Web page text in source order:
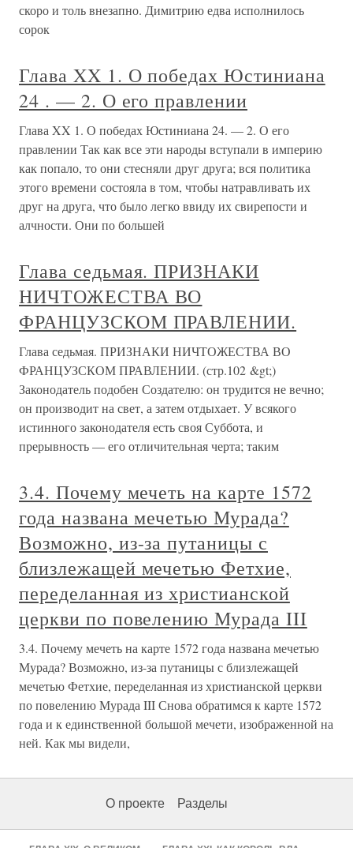
скоро и толь внезапно. Димитрию едва исполнилось
сорок
Глава XX 1. О победах Юстиниана
24 . — 2. О его правлении
Глава XX 1. О победах Юстиниана 24. — 2. О его
правлении Так как все эти народы вступали в империю
как попало, то они стесняли друг друга; вся политика
этого времени состояла в том, чтобы натравливать их
друг на друга, что было легко ввиду их свирепости и
алчности. Они по большей
Глава седьмая. ПРИЗНАКИ
НИЧТОЖЕСТВА ВО
ФРАНЦУЗСКОМ ПРАВЛЕНИИ.
Глава седьмая. ПРИЗНАКИ НИЧТОЖЕСТВА ВО
ФРАНЦУЗСКОМ ПРАВЛЕНИИ. (стр.102 &gt;)
Законодатель подобен Создателю: он трудится не вечно;
он производит на свет, а затем отдыхает. У всякого
истинного законодателя есть своя Суббота, и
прерывность — его отличительная черта; таким
3.4. Почему мечеть на карте 1572
года названа мечетью Мурада?
Возможно, из-за путаницы с
близлежащей мечетью Фетхие,
переделанная из христианской
церкви по повелению Мурада III
3.4. Почему мечеть на карте 1572 года названа мечетью
Мурада? Возможно, из-за путаницы с близлежащей
мечетью Фетхие, переделанная из христианской церкви
по повелению Мурада III Снова обратимся к карте 1572
года и к единственной большой мечети, изображенной на
ней. Как мы видели,
О проекте Разделы